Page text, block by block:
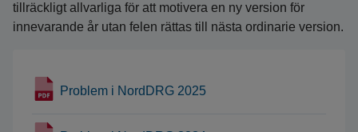
tillräckligt allvarliga för att motivera en ny version för
innevarande år utan felen rättas till nästa ordinarie version.
Problem i NordDRG 2025